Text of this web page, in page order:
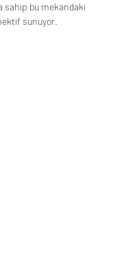
sahip bu mekandaki
sunuyor.